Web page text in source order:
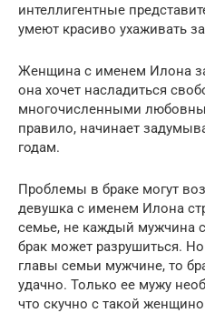
интеллигентные
умеют красиво ухаживать
Женщина с именем Илона
она хочет насладиться
многочисленными
правило, начинает
годам.
Проблемы в браке могут
девушка с именем Илона
семье, не каждый мужчина
брак может разрушиться.
главы семьи мужчине, то
удачно. Только ее мужу
что скучно с такой